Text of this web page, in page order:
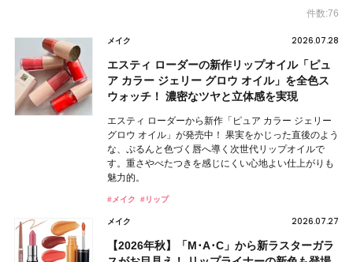
件数:76
メイク 2026.07.28
エスティ ローダーの新作リップオイル「ピュ
ア カラー ジェリー グロウ オイル」を全色ス
ウォッチ！ 濃密なツヤと立体感を実現
エスティ ローダーから新作「ピュア カラー ジェリー
グロウ オイル」が発売中！ 果実をかじった直後のよう
な、ぷるんと色づく唇へ導く次世代リップオイルで
す。重さやべたつきを感じにくい心地よい仕上がりも
魅力的。
#メイク #リップ
メイク 2026.07.27
【2026年秋】「M･A･C」から新ラスターガラ